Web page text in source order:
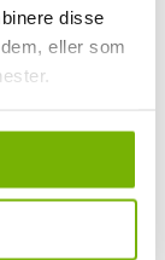
disse
eller som